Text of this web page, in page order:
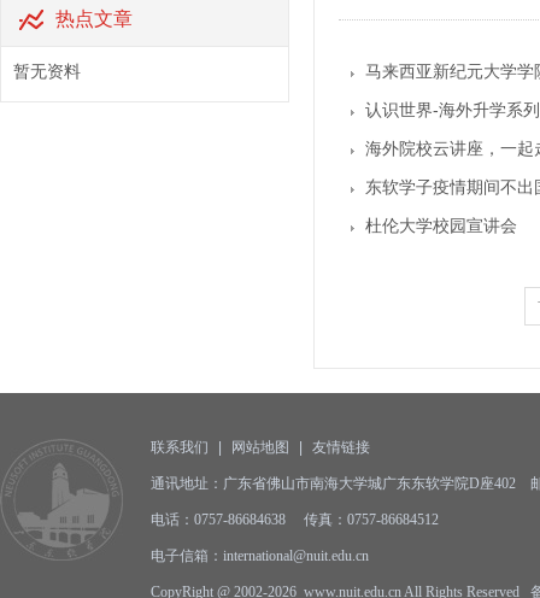
热点文章
暂无资料
马来西亚新纪元大学学
认识世界-海外升学系
海外院校云讲座，一
东软学子疫情期间不出
杜伦大学校园宣讲会
联系我们 网站地图 友情链接
通讯地址：广东省佛山市南海大学城广东东软学院D座402
电话：0757-86684638 传真：0757-86684512
电子信箱：international@nuit.edu.cn
CopyRight @ 2002-2026 www.nuit.edu.cn All Rights Reserved